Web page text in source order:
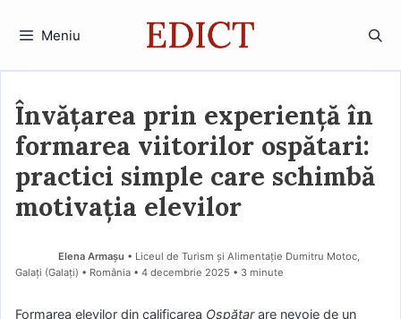
Meniu
Învățarea prin experiență în
formarea viitorilor ospătari:
practici simple care schimbă
motivația elevilor
Elena Armașu • Liceul de Turism și Alimentație Dumitru Motoc,
Galați (Galaţi) • România
4 decembrie 2025 • 3 minute
Formarea elevilor din calificarea Ospătarare nevoie de un